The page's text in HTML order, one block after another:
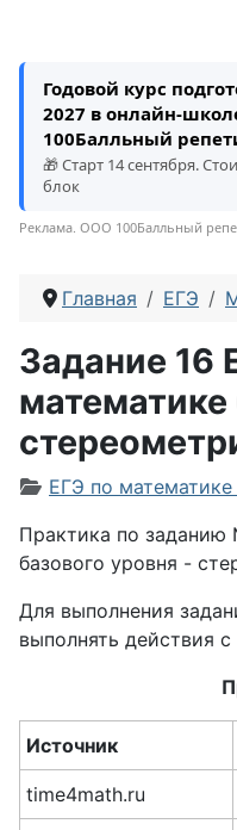
Годовой курс
2027 в онлайн-
100Балльный
🎁 Старт 14 сентября.
блок
Реклама. ООО 100Балльный
Главная ЕГЭ
Задание 16
математике
Информация о
ЕГЭ по математике
Практика по
базового уровня -
Для выполнения
выполнять действия
Источник
time4math.ru